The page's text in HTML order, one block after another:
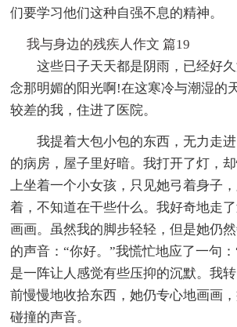
们要学习他们这种自强不息的精神。
我与身边的残疾人作文 篇19
这些日子天天都是阴雨，已经好
念那明媚的阳光啊!在这寒冷与潮湿的
较差的我，住进了医院。
我提着大包小包的东西，无力走
的病房，屋子里好暗。我打开了灯，
上坐着一个小女孩，只见她弓着身子
着，不知道在干些什么。我好奇地走
画画。虽然我的脚步轻轻，但是她仍
的声音：“你好。”我慌忙地应了一句
是一阵让人感觉有些压抑的沉默。我
前慢慢地收拾东西，她仍专心地画画
碰撞的声音。